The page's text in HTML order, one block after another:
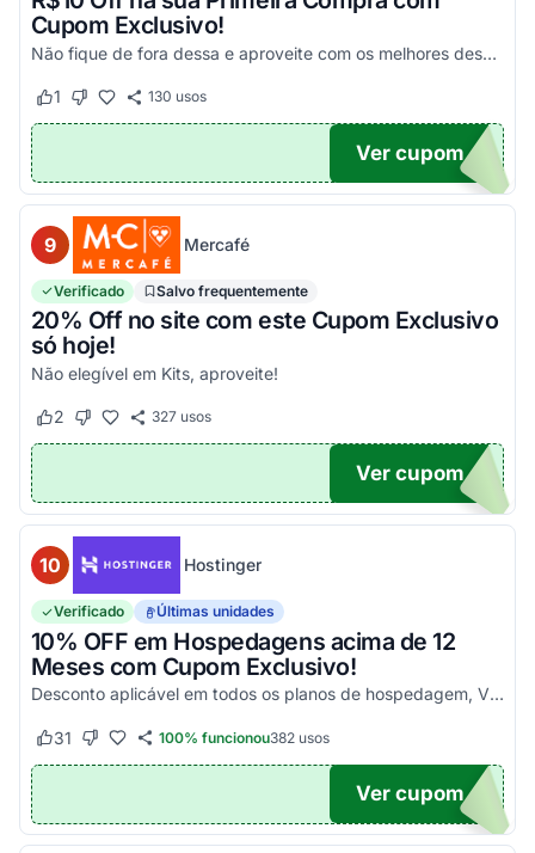
Cupom Exclusivo!
Não fique de fora dessa e aproveite com os melhores descontos! Válido em compras acima de R$100!
Este cupom funcionou
1 Este cupom não funcionou
130 usos
UPOM
Ver cupom
9 Mercafé
Verificado Salvo frequentemente
20% Off no site com este Cupom Exclusivo
só hoje!
Não elegível em Kits, aproveite!
Este cupom funcionou
2 Este cupom não funcionou
327usos
OM20
Ver cupom
10 Hostinger
Verificado Últimas unidades
10% OFF em Hospedagens acima de 12
Meses com Cupom Exclusivo!
Desconto aplicável em todos os planos de hospedagem, VPS e Cloud, maiores que 12 meses. Aproveite!
Este cupom funcionou
31 Este cupom não funcionou
100% funcionou382usos
UPOM
Ver cupom